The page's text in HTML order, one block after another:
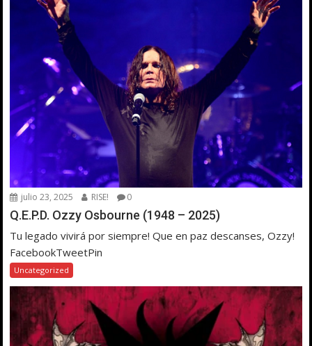
julio 23, 2025 RISE! 0
Q.E.P.D. Ozzy Osbourne (1948 – 2025)
Tu legado vivirá por siempre! Que en paz descanses, Ozzy!
FacebookTweetPin
Uncategorized